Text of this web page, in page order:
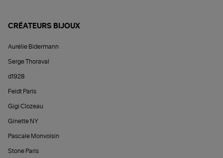
CRÉATEURS BIJOUX
Aurélie Bidermann
Serge Thoraval
d1928
Feidt Paris
Gigi Clozeau
Ginette NY
Pascale Monvoisin
Stone Paris